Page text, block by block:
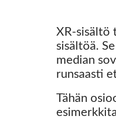
XR-sisältö
sisältöä.
median
runsaasti
Tähän